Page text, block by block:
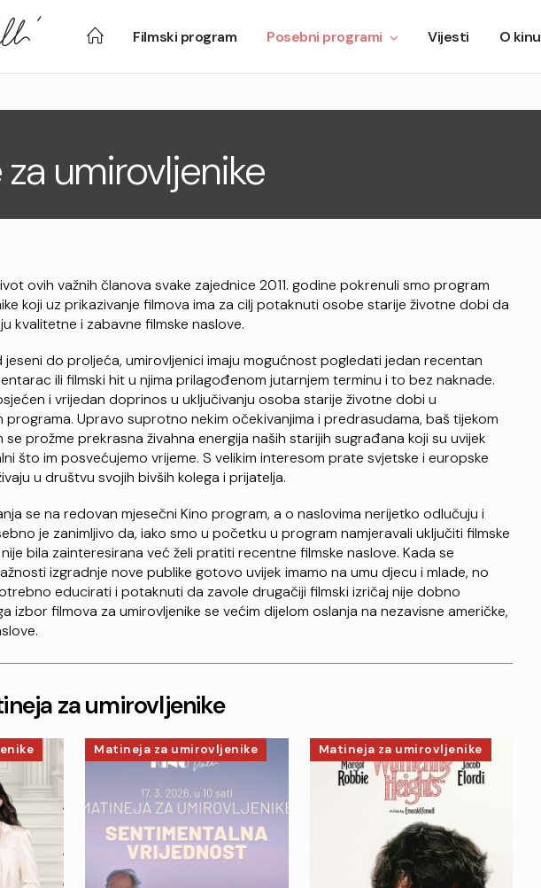
Filmski program Posebni programi Vijesti O kinu
umirovljenike
ovih važnih članova svake zajednice 2011. godine pokrenuli smo program
koji uz prikazivanje filmova ima za cilj potaknuti osobe starije životne dobi da
kvalitetne i zabavne filmske naslove.
do proljeća, umirovljenici imaju mogućnost pogledati jedan recentan
ili filmski hit u njima prilagođenom jutarnjem terminu i to bez naknade.
i vrijedan doprinos u uključivanju osoba starije životne dobi u
programa. Upravo suprotno nekim očekivanjima i predrasudama, baš tijekom
prožme prekrasna živahna energija naših starijih sugrađana koji su uvijek
što im posvećujemo vrijeme. S velikim interesom prate svjetske i europske
u društvu svojih bivših kolega i prijatelja.
se na redovan mjesečni Kino program, a o naslovima nerijetko odlučuju i
je zanimljivo da, iako smo u početku u program namjeravali uključiti filmske
bila zainteresirana već želi pratiti recentne filmske naslove. Kada se
izgradnje nove publike gotovo uvijek imamo na umu djecu i mlade, no
educirati i potaknuti da zavole drugačiji filmski izričaj nije dobno
izbor filmova za umirovljenike se većim dijelom oslanja na nezavisne američke,
za umirovljenike
Matineja za umirovljenike Matineja za umirovljenike